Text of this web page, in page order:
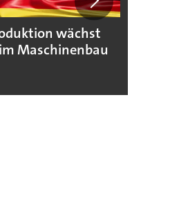
wächst
Maschinenbau